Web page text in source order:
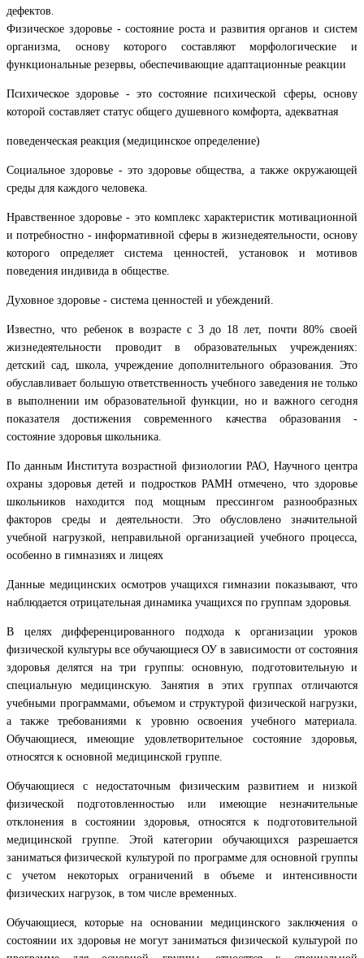
дефектов.
Физическое здоровье - состояние роста и развития органов и систем
организма, основу которого составляют морфологические и
функциональные резервы, обеспечивающие адаптационные реакции
Психическое здоровье - это состояние психической сферы, основу
которой составляет статус общего душевного комфорта, адекватная
поведенческая реакция (медицинское определение)
Социальное здоровье - это здоровье общества, а также окружающей
среды для каждого человека.
Нравственное здоровье - это комплекс характеристик мотивационной
и потребностно - информативной сферы в жизнедеятельности, основу
которого определяет система ценностей, установок и мотивов
поведения индивида в обществе.
Духовное здоровье - система ценностей и убеждений.
Известно, что ребенок в возрасте с 3 до 18 лет, почти 80% своей
жизнедеятельности проводит в образовательных учреждениях:
детский сад, школа, учреждение дополнительного образования. Это
обуславливает большую ответственность учебного заведения не только
в выполнении им образовательной функции, но и важного сегодня
показателя достижения современного качества образования -
состояние здоровья школьника.
По данным Института возрастной физиологии РАО, Научного центра
охраны здоровья детей и подростков РАМН отмечено, что здоровье
школьников находится под мощным прессингом разнообразных
факторов среды и деятельности. Это обусловлено значительной
учебной нагрузкой, неправильной организацией учебного процесса,
особенно в гимназиях и лицеях
Данные медицинских осмотров учащихся гимназии показывают, что
наблюдается отрицательная динамика учащихся по группам здоровья.
В целях дифференцированного подхода к организации уроков
физической культуры все обучающиеся ОУ в зависимости от состояния
здоровья делятся на три группы: основную, подготовительную и
специальную медицинскую. Занятия в этих группах отличаются
учебными программами, объемом и структурой физической нагрузки,
а также требованиями к уровню освоения учебного материала.
Обучающиеся, имеющие удовлетворительное состояние здоровья,
относятся к основной медицинской группе.
Обучающиеся с недостаточным физическим развитием и низкой
физической подготовленностью или имеющие незначительные
отклонения в состоянии здоровья, относятся к подготовительной
медицинской группе. Этой категории обучающихся разрешается
заниматься физической культурой по программе для основной группы
с учетом некоторых ограничений в объеме и интенсивности
физических нагрузок, в том числе временных.
Обучающиеся, которые на основании медицинского заключения о
состоянии их здоровья не могут заниматься физической культурой по